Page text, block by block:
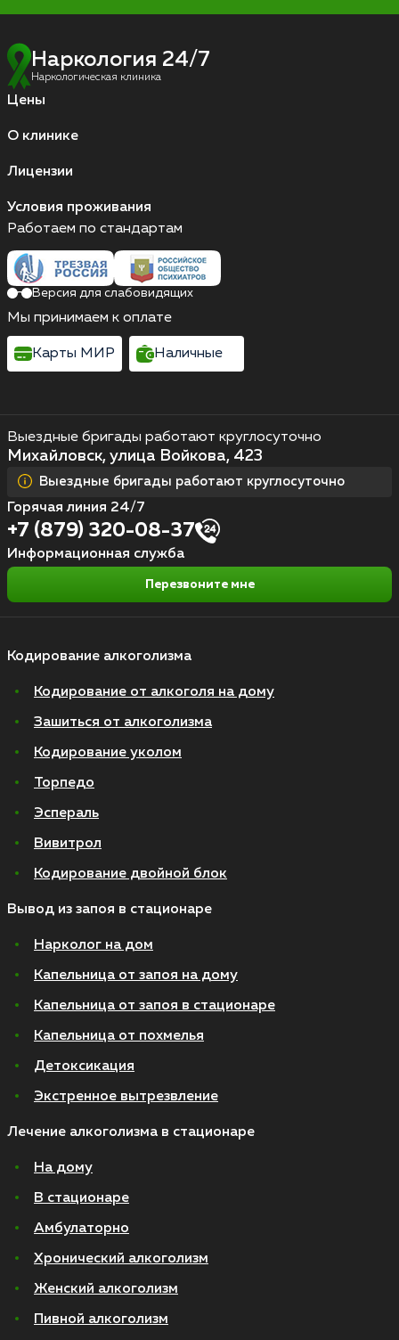
Наркология 24/7
Наркологическая клиника
Цены
О клинике
Лицензии
Условия проживания
Кодирование алкоголизма
Кодирование от алкоголя на дому
Зашиться от алкоголизма
Кодирование уколом
Торпедо
Эспераль
Вивитрол
Кодирование двойной блок
Вывод из запоя в стационаре
Нарколог на дом
Капельница от запоя на дому
Капельница от запоя в стационаре
Капельница от похмелья
Детоксикация
Экстренное вытрезвление
Лечение алкоголизма в стационаре
На дому
В стационаре
Амбулаторно
Хронический алкоголизм
Женский алкоголизм
Пивной алкоголизм
Выездные бригады работают круглосуточно
Михайловск, улица Войкова, 423
Выездные бригады работают круглосуточно
Горячая линия 24/7
+7 (879) 320-08-37
Информационная служба
Перезвоните мне
Работаем по стандартам
Версия для слабовидящих
Мы принимаем к оплате
Карты МИР Наличные